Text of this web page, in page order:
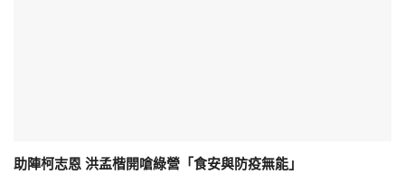
助陣柯志恩 洪孟楷開嗆綠營「食安與防疫無能」